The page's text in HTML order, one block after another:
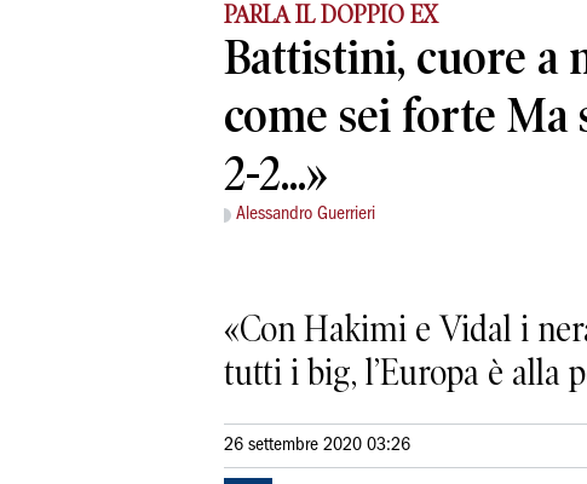
PARLA IL DOPPIO EX
Battistini, cuore a
come sei forte Ma
2-2...»
Alessandro Guerrieri
«Con Hakimi e Vidal i
tutti i big, l’Europa è alla
26 settembre 2020 03:26